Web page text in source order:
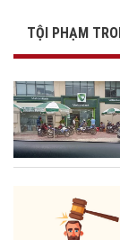
TỘI PHẠM